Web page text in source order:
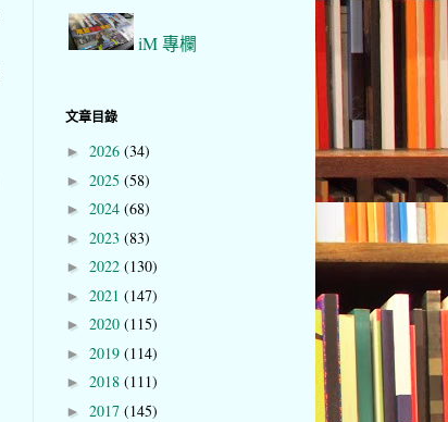
iM 專欄
文章目錄
► 2026 (34)
► 2025 (58)
► 2024 (68)
► 2023 (83)
► 2022 (130)
► 2021 (147)
► 2020 (115)
► 2019 (114)
► 2018 (111)
► 2017 (145)